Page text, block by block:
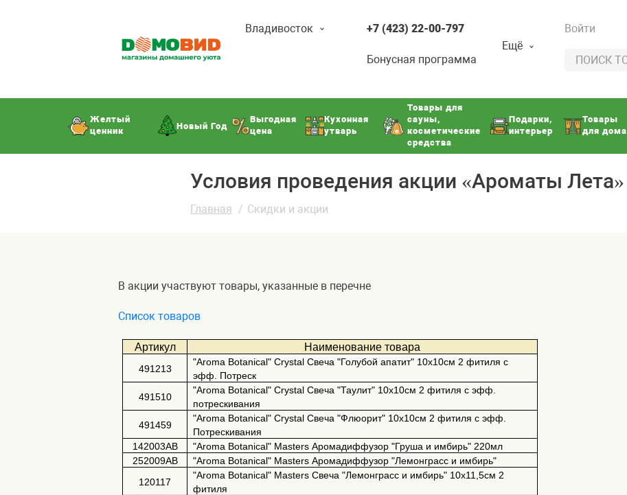
Владивосток +7 (423) 22-00-797
Бонусная программа
Ещё
Войти
Желтый
ценник
Новый Год
Выгодная
цена
Кухонная
утварь
Товары для
сауны,
косметические
средства
Подарки,
интерьер
Товары
для дома
Условия проведения акции «Ароматы Лета»
Главная Скидки и акции
В акции участвуют товары, указанные в перечне
Список товаров
Артикул Наименование товара
491213
"Aroma Botanical" Crystal Свеча "Голубой апатит" 10х10см 2 фитиля с
эфф. Потреск
491510
"Aroma Botanical" Crystal Свеча "Таулит" 10х10см 2 фитиля с эфф.
потрескивания
491459
"Aroma Botanical" Crystal Свеча "Флюорит" 10х10см 2 фитиля с эфф.
Потрескивания
142003AB
"Aroma Botanical" Masters Аромадиффузор "Груша и имбирь" 220мл
252009AB
"Aroma Botanical" Masters Аромадиффузор "Лемонграсс и имбирь"
120117
"Aroma Botanical" Masters Свеча "Лемонграсс и имбирь" 10х11,5см 2
фитиля